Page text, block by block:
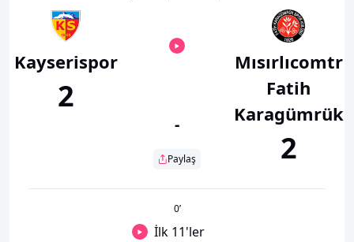
Kayserispor
2
-
Paylaş
Mısırlıcomtr
Fatih
Karagümrük
2
0’
İlk 11'ler